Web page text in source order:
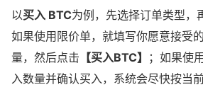
以买入 BTC为例，先选择订单类型，
如果使用限价单，就填写你愿意接受
量，然后点击 【买入BTC】
；如果使
入数量并确认买入，系统会尽快按当